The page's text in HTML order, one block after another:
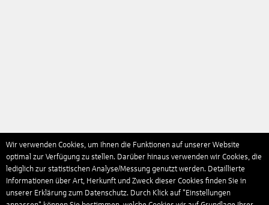
Wir verwenden Cookies, um Ihnen die Funktionen auf unserer Website
optimal zur Verfügung zu stellen. Darüber hinaus verwenden wir Cookies, die
lediglich zur statistischen Analyse/Messung genutzt werden. Detaillierte
Informationen über Art, Herkunft und Zweck dieser Cookies finden Sie in
unserer Erklärung zum Datenschutz. Durch Klick auf "Einstellungen